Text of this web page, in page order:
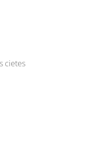
cietes